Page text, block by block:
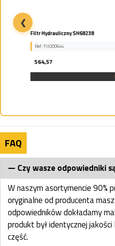
Filtr Hydrauliczny SH68238
Ref: Fit000644
564,57
❮
FAQ
Czy wasze odpowiedniki
W naszym asortymencie 90%
oryginalne od producenta
odpowiedników dokładamy
produkt był identycznej
część.